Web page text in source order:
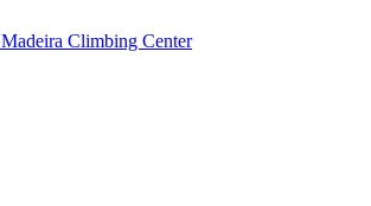
Madeira Climbing Center